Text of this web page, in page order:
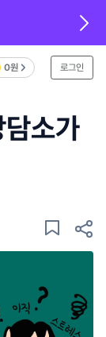
0원 로그인
소가